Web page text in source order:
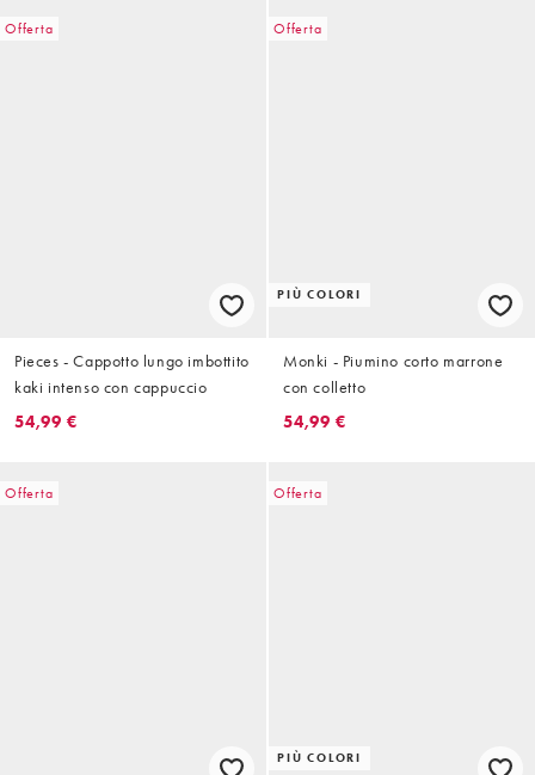
Offerta
Pieces - Cappotto lungo imbottito
kaki intenso con cappuccio
54,99 €
Offerta
PIÙ COLORI
Monki - Piumino corto marrone
con colletto
54,99 €
Offerta Offerta
PIÙ COLORI